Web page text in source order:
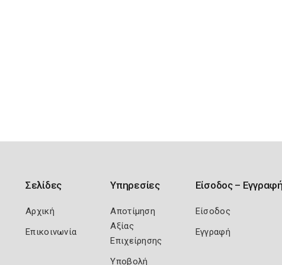
Σελίδες
Αρχική
Επικοινωνία
Υπηρεσίες
Αποτίμηση
Αξίας
Επιχείρησης
Υποβολή
Είσοδος –
Είσοδος
Εγγραφή